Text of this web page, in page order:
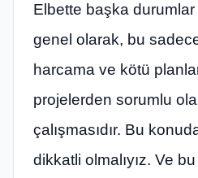
Elbette başka
genel olarak, bu
harcama ve kötü
projelerden sorumlu
çalışmasıdır. Bu
dikkatli olmalıyız. Ve bu